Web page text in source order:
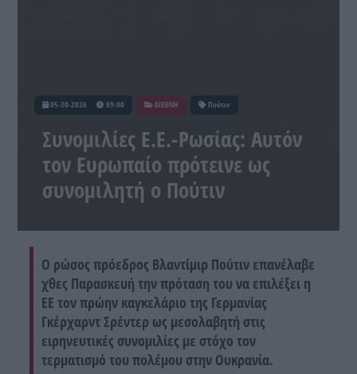
05-30-2026 09:00 ΔΙΕΘΝΗ Πούτιν
Συνομιλίες Ε.Ε.-Ρωσίας: Αυτόν
τον Ευρωπαίο πρότεινε ως
συνομιλητή ο Πούτιν
Ο ρώσος πρόεδρος Βλαντίμιρ Πούτιν επανέλαβε
χθες Παρασκευή την πρόταση του να επιλέξει η
ΕΕ τον πρώην καγκελάριο της Γερμανίας
Γκέρχαρντ Σρέντερ ως μεσολαβητή στις
ειρηνευτικές συνομιλίες με στόχο τον
τερματισμό του πολέμου στην Ουκρανία.